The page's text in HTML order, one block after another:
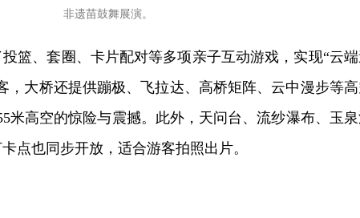
非遗苗鼓舞展演。
篮、套圈、卡片配对等多项亲子互动游戏，实现“云端
，大桥还提供蹦极、飞拉达、高桥矩阵、云中漫步等
米高空的惊险与震撼。此外，天问台、流纱瀑布、玉
点也同步开放，适合游客拍照出片。